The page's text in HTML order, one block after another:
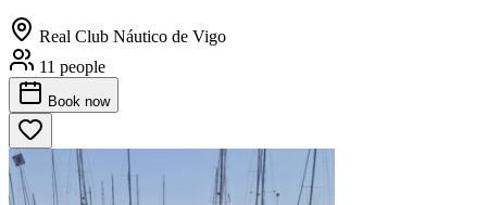
Real Club Náutico de Vigo
11 people
Book now